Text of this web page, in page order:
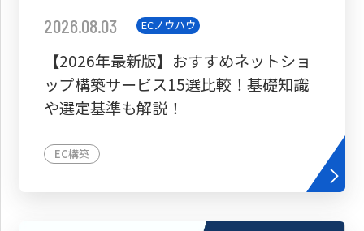
2026.08.03 ECノウハウ
【2026年最新版】おすすめネットショ
ップ構築サービス15選比較！基礎知識
や選定基準も解説！
EC構築